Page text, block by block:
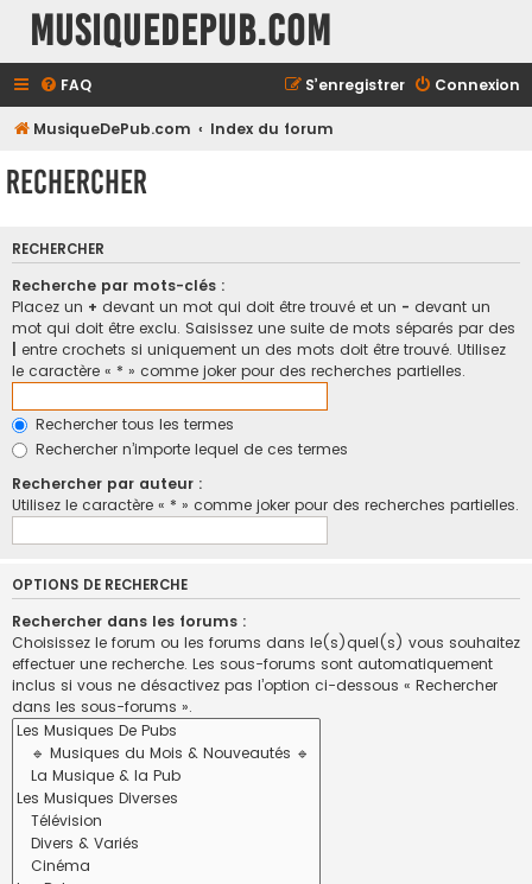
MusiqueDePub.com
FAQ Connexion
S’enregistrer
MusiqueDePub.com Index du forum
Rechercher
RECHERCHER
Recherche par mots-clés :
Placez un + devant un mot qui doit être trouvé et un - devant un
mot qui doit être exclu. Saisissez une suite de mots séparés par des
entre crochets si uniquement un des mots doit être trouvé. Utilisez
le caractère « * » comme joker pour des recherches partielles.
Rechercher tous les termes
Rechercher n’importe lequel de ces termes
Rechercher par auteur :
Utilisez le caractère « * » comme joker pour des recherches partielles.
OPTIONS DE RECHERCHE
Rechercher dans les forums :
Choisissez le forum ou les forums dans le(s)quel(s) vous souhaitez
effectuer une recherche. Les sous-forums sont automatiquement
inclus si vous ne désactivez pas l’option ci-dessous « Rechercher
dans les sous-forums ».